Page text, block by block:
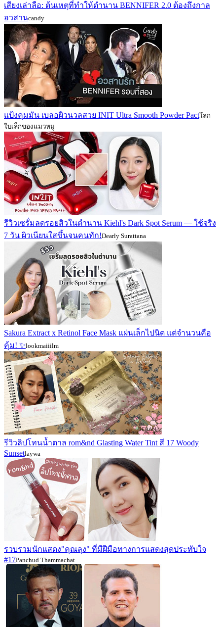
เสียงเล่าลือ: ต้นเหตุที่ทำให้ตำนาน BENNIFER 2.0 ต้องถึงกาล
อวสานcandy
แป้งคุมมัน เบลอผิวนวลสวย INIT Ultra Smooth Powder Pactโลก
ใบเล็กของแมวหมู
รีวิวเซรั่มลดรอยสิวในตำนาน Kiehl's Dark Spot Serum — ใช้จริง
7 วัน ผิวเนียนใสขึ้นจนคนทัก!Dearly Surattana
Sakura Extract x Retinol Face Mask แผ่นเล็กไปนิด แต่จำนวนคือ
คุ้ม! ✨lookmaiiilm
รีวิวลิปโทนน้ำตาล rom&nd Glasting Water Tint สี 17 Woody
Sunsetlaywa
รวบรวมนักแสดง"คุณลุง" ที่มีฝีมือทางการแสดงสุดประทับใจ
#17Panchud Thammachat